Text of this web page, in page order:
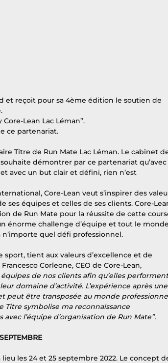
et reçoit pour sa 4ème édition le soutien de
Lean Lac Léman”.
ce partenariat.
Titre de Run Mate Lac Léman. Le cabinet
démontrer par ce partenariat qu’avec
avec un but clair et défini, rien n’est
Core-Lean veut s’inspirer des
ses équipes et celles de ses clients. Core-
de Run Mate pour la réussite de cette
énorme challenge d’équipe et tout le monde
quel défi professionnel.
sport, tient aux valeurs d’excellence et de
Corleone, CEO de Core-Lean,
de nos clients afin qu’elles
domaine d’activité. L’expérience après une
peut être transposée au monde
symbolise ma reconnaissance
l’équipe d’organisation de Run Mate”.
les 24 et 25 septembre 2022. Le concept